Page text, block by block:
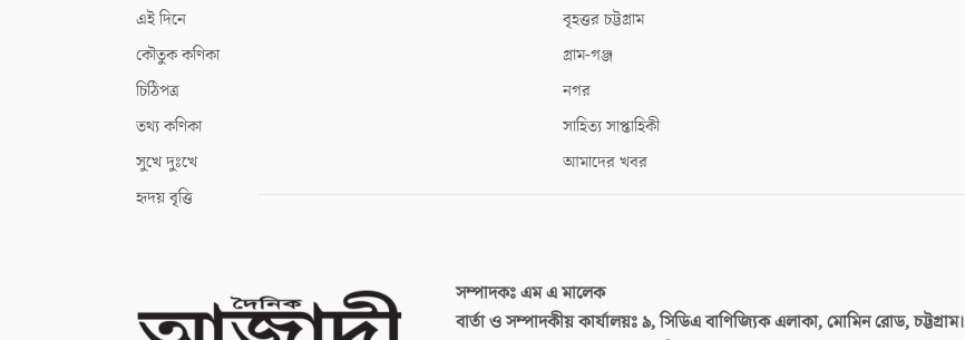
এই দিনে
কৌতুক কণিকা
চিঠিপত্র
তথ্য কণিকা
সুখে দুঃখে
হৃদয় বৃত্তি
বৃহত্তর চট্টগ্রাম
গ্রাম-গঞ্জ
নগর
সাহিত্য সাপ্তাহিকী
আমাদের খবর
সম্পাদকঃএম এ মালেক
বার্তা ও সম্পাদকীয় কার্যালয়ঃ৯, সিডিএ বাণিজ্যিক এলাকা, মোমিন রোড, চট্টগ্রাম।